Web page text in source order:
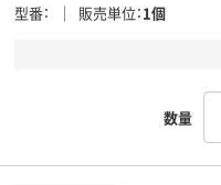
型番 販売単位 1個
数量